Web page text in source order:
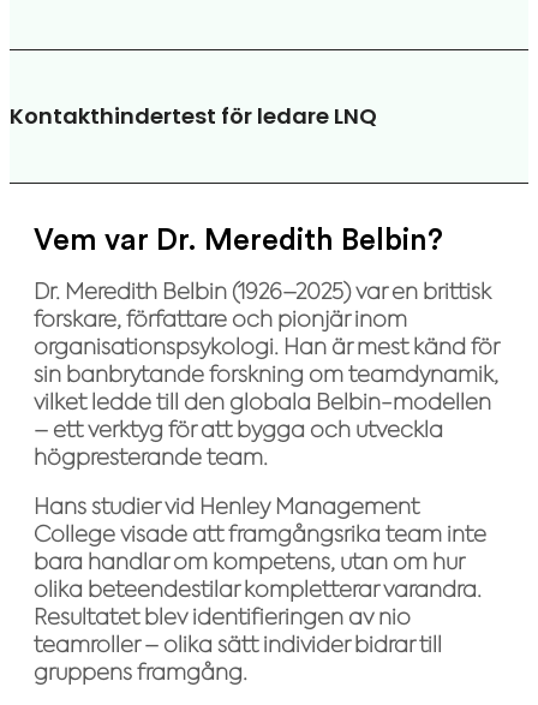
Kontakthindertest för ledare LNQ
Vem var Dr. Meredith Belbin?
Dr. Meredith Belbin (1926–2025)var en brittisk
forskare, författare och pionjär inom
organisationspsykologi. Han är mest känd för
sin banbrytande forskning om teamdynamik,
vilket ledde till den globala Belbin-modellen
– ett verktyg för att bygga och utveckla
högpresterande team.
Hans studier vid Henley Management
College visade att framgångsrika team inte
bara handlar om kompetens, utan om hur
olika beteendestilar kompletterar varandra.
Resultatet blev identifieringen av nio
teamroller – olika sätt individer bidrar till
gruppens framgång.